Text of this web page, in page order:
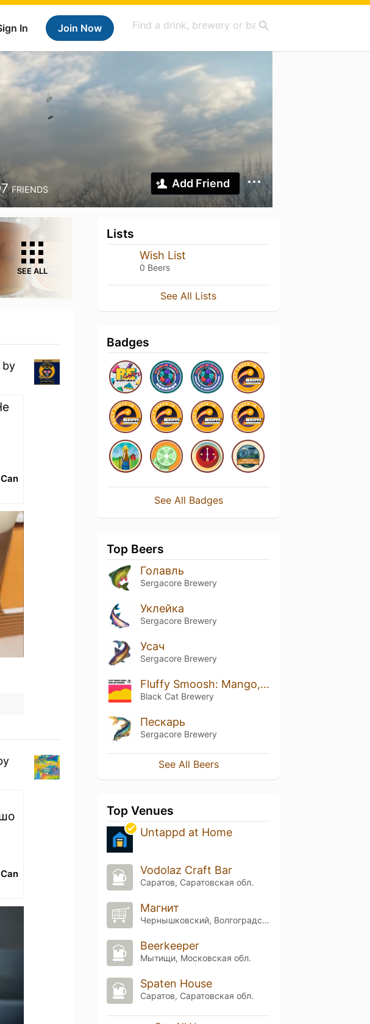
In Join Now
FRIENDS Add Friend
SEE ALL
by
Can
Can
Lists
Wish List
0 Beers
See All Lists
Badges
See All Badges
Top Beers
Голавль
Sergacore Brewery
Уклейка
Sergacore Brewery
Усач
Sergacore Brewery
Fluffy Smoosh: Mango, Banana & Raspberry
Black Cat Brewery
Пескарь
Sergacore Brewery
See All Beers
Top Venues
Untappd at Home
Vodolaz Craft Bar
Саратов, Саратовская обл.
Магнит
Чернышковский, Волгоградская обл.
Beerkeeper
Мытищи, Московская обл.
Spaten House
Саратов, Саратовская обл.